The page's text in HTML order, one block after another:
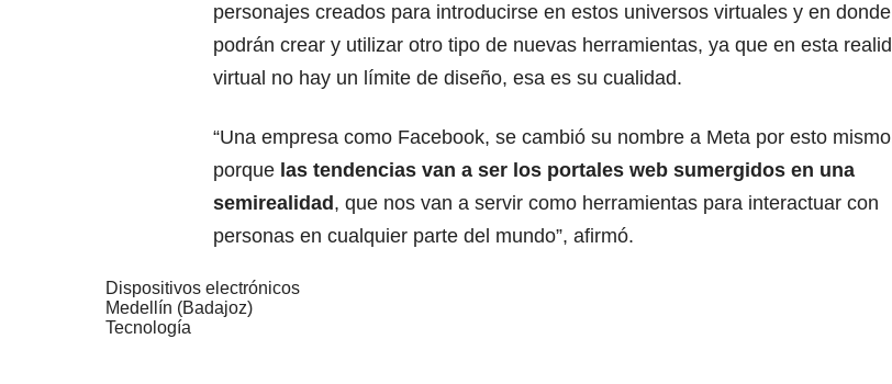
personajes creados para introducirse en estos universos virtuales y en donde
podrán crear y utilizar otro tipo de nuevas herramientas, ya que en esta
virtual no hay un límite de diseño, esa es su cualidad.
“Una empresa como Facebook, se cambió su nombre a Meta por esto
porque las tendencias van a ser los portales web sumergidos en una
semirealidad , que nos van a servir como herramientas para interactuar con
personas en cualquier parte del mundo”, afirmó.
Dispositivos electrónicos
Medellín (Badajoz)
Tecnología